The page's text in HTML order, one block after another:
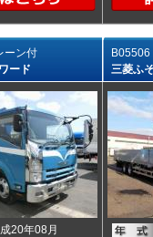
ン付
ード
20年08月
三菱ふ